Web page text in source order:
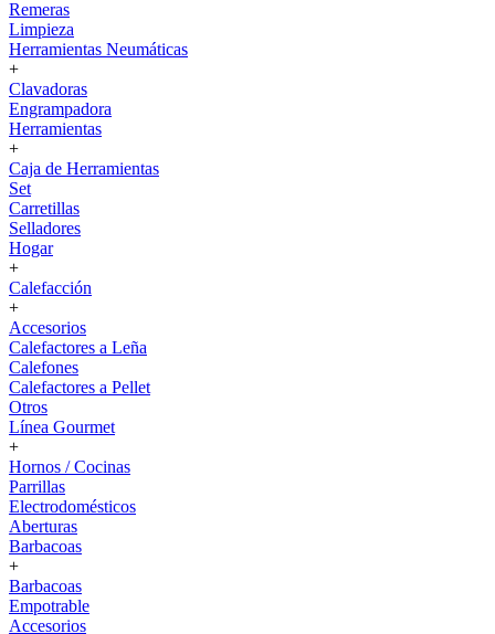
Remeras
Limpieza
Herramientas Neumáticas
+
Clavadoras
Engrampadora
Herramientas
+
Caja de Herramientas
Set
Carretillas
Selladores
Hogar
+
Calefacción
+
Accesorios
Calefactores a Leña
Calefones
Calefactores a Pellet
Otros
Línea Gourmet
+
Hornos / Cocinas
Parrillas
Electrodomésticos
Aberturas
Barbacoas
+
Barbacoas
Empotrable
Accesorios